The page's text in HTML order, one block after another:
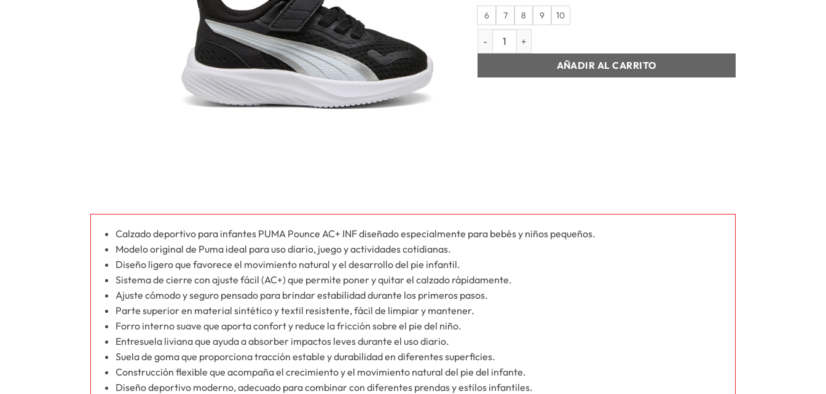
6 7 8 9
10
INFANT POUNCE AC+ INF cantidad
AÑADIR AL CARRITO
Calzado deportivo para infantes PUMA Pounce AC+ INF diseñado especialmente para bebés y niños pequeños.
Modelo original de Puma ideal para uso diario, juego y actividades cotidianas.
Diseño ligero que favorece el movimiento natural y el desarrollo del pie infantil.
Sistema de cierre con ajuste fácil (AC+) que permite poner y quitar el calzado rápidamente.
Ajuste cómodo y seguro pensado para brindar estabilidad durante los primeros pasos.
Parte superior en material sintético y textil resistente, fácil de limpiar y mantener.
Forro interno suave que aporta confort y reduce la fricción sobre el pie del niño.
Entresuela liviana que ayuda a absorber impactos leves durante el uso diario.
Suela de goma que proporciona tracción estable y durabilidad en diferentes superficies.
Construcción flexible que acompaña el crecimiento y el movimiento natural del pie del infante.
Diseño deportivo moderno, adecuado para combinar con diferentes prendas y estilos infantiles.